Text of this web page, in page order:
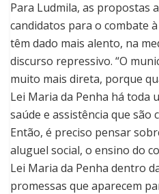
Para Ludmila, as propostas
candidatos para o combate
têm dado mais alento, na
discurso repressivo. “O
muito mais direta, porque
Lei Maria da Penha há toda
saúde e assistência que são
Então, é preciso pensar
aluguel social, o ensino do
Lei Maria da Penha dentro
promessas que aparecem